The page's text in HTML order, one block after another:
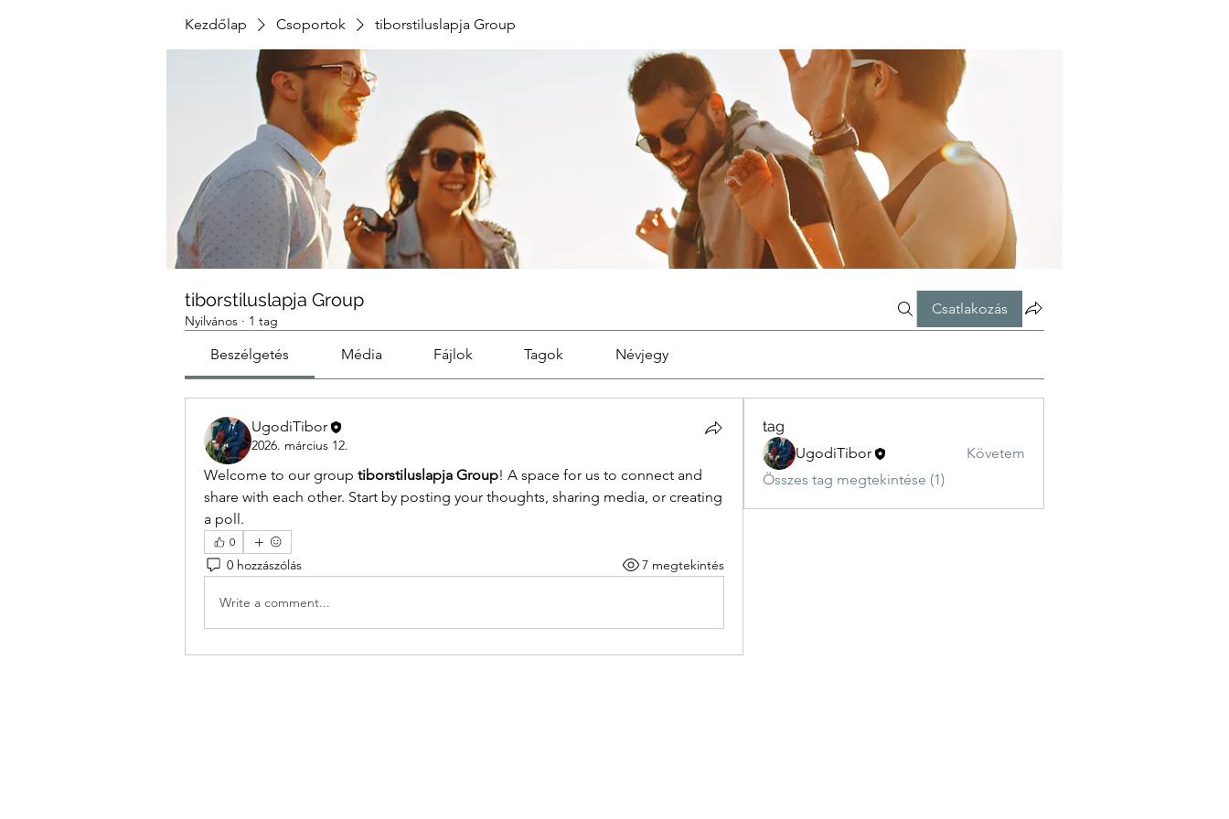
Kezdőlap Csoportok tiborstiluslapja Group
tiborstiluslapja Group
Nyilvános · 1 tag
Csatlakozás
Beszélgetés Média Fájlok Tagok Névjegy
UgodiTibor
2026. március 12.
Welcome to our group tiborstiluslapja Group! A space for us to connect and
share with each other. Start by posting your thoughts, sharing media, or creating
a poll.
0
0 hozzászólás 7 megtekintés
Write a comment...
tag
UgodiTibor
Követem
Összes tag megtekintése (1)